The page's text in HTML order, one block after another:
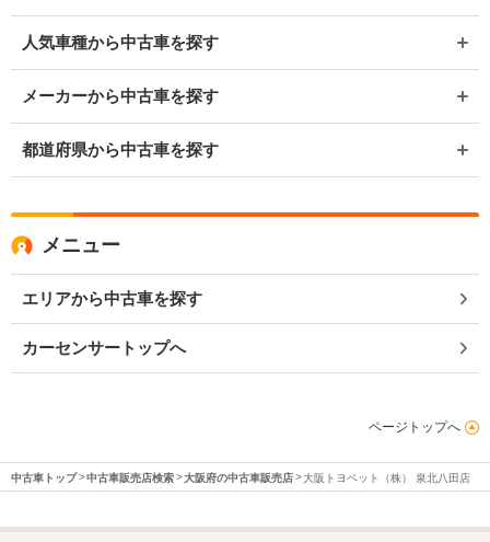
人気車種から中古車を探す
メーカーから中古車を探す
都道府県から中古車を探す
メニュー
エリアから中古車を探す
カーセンサートップへ
ページトップへ
中古車トップ 中古車販売店検索 大阪府の中古車販売店 大阪トヨペット（株） 泉北八田店